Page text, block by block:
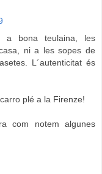
a bona teulaina, les
ni a les sopes de
L´autenticitat és
plé a la Firenze!
com notem algunes